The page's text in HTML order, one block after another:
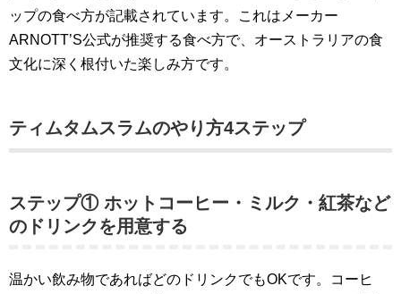
ップの食べ方が記載されています。これはメーカー
ARNOTT’S公式が推奨する食べ方で、オーストラリアの食
文化に深く根付いた楽しみ方です。
ティムタムスラムのやり方4ステップ
ステップ① ホットコーヒー・ミルク・紅茶など
のドリンクを用意する
温かい飲み物であればどのドリンクでもOKです。コーヒ